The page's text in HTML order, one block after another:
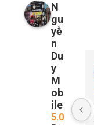
N
gu
yễ
n
Du
y
M
ob
ile
5.0